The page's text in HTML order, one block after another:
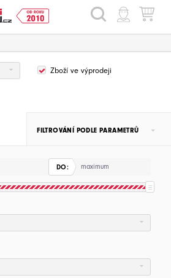
HLEDAT
Zboží ve výprodeji
FILTROVÁNÍ PODLE PARAMETRŮ
DO: